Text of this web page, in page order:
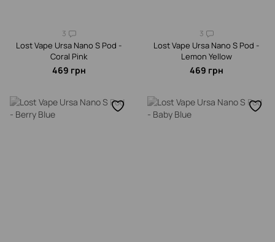
3
Lost Vape Ursa Nano S Pod -
Coral Pink
469 грн
3
Lost Vape Ursa Nano S Pod -
Lemon Yellow
469 грн